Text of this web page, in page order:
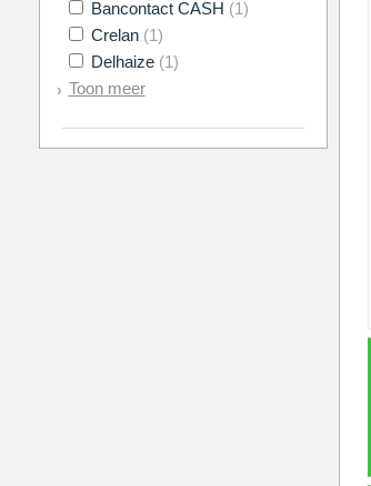
Bancontact CASH (1)
Crelan (1)
Delhaize (1)
Toon meer